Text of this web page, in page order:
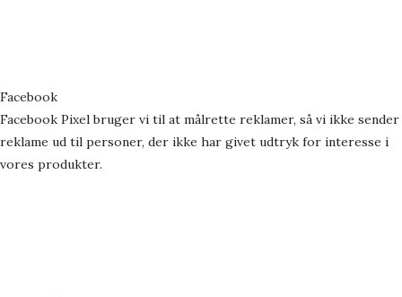
Facebook
Facebook Pixel bruger vi til at målrette reklamer, så vi ikke sender
reklame ud til personer, der ikke har givet udtryk for interesse i
vores produkter.